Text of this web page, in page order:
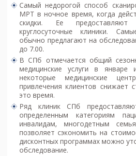
Самый недорогой способ
МРТ в ночное время, когда
скидки. Ее
круглосуточные клиники.
обычно предлагают на
до 7.00.
В СПб отмечается общий
медицинские услуги в январе
некоторые медицинские
привлечения клиентов снижает
это время.
Ряд клиник СПб
определенным категориям
инвалидам, многодетным
позволяет сэкономить на
дисконтных программах можно
обследование.